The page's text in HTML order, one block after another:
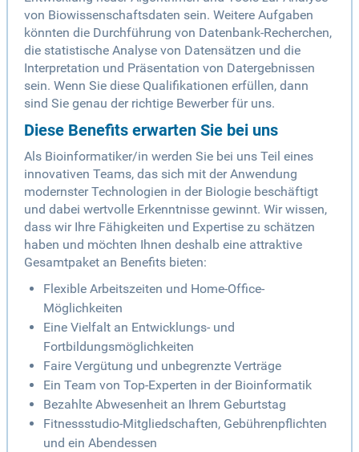
von Biowissenschaftsdaten sein. Weitere Aufgaben
könnten die Durchführung von Datenbank-Recherchen,
die statistische Analyse von Datensätzen und die
Interpretation und Präsentation von Datergebnissen
sein. Wenn Sie diese Qualifikationen erfüllen, dann
sind Sie genau der richtige Bewerber für uns.
Diese Benefits erwarten Sie bei uns
Als Bioinformatiker/in werden Sie bei uns Teil eines
innovativen Teams, das sich mit der Anwendung
modernster Technologien in der Biologie beschäftigt
und dabei wertvolle Erkenntnisse gewinnt. Wir wissen,
dass wir Ihre Fähigkeiten und Expertise zu schätzen
haben und möchten Ihnen deshalb eine attraktive
Gesamtpaket an Benefits bieten:
Flexible Arbeitszeiten und Home-Office-
Möglichkeiten
Eine Vielfalt an Entwicklungs- und
Fortbildungsmöglichkeiten
Faire Vergütung und unbegrenzte Verträge
Ein Team von Top-Experten in der Bioinformatik
Bezahlte Abwesenheit an Ihrem Geburtstag
Fitnessstudio-Mitgliedschaften, Gebührenpflichten
und ein Abendessen